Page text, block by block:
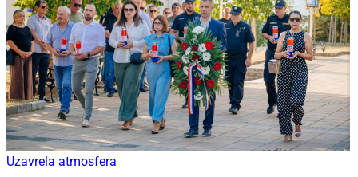
Uzavrela atmosfera